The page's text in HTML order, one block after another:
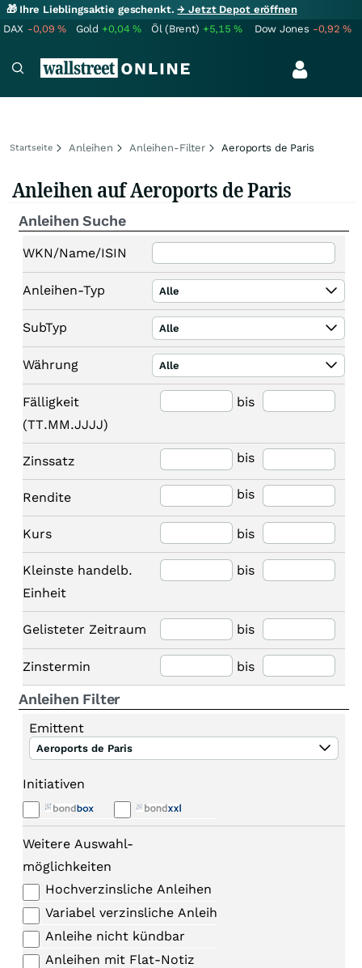
🎁 Ihre Lieblingsaktie geschenkt.→ Jetzt Depot eröffnen
DAX -0,09% Gold +0,04% Öl (Brent) +5,15% Dow Jones -0,92%
Startseite Anleihen Anleihen-Filter Aeroports de Paris
Anleihen auf Aeroports de Paris
Anleihen Suche
WKN/Name/ISIN
Anleihen-Typ Alle
SubTyp Alle
Währung Alle
Fälligkeit
(TT.MM.JJJJ)
bis
Zinssatz bis
Rendite bis
Kurs bis
Kleinste handelb.
Einheit
bis
Gelisteter Zeitraum bis
Zinstermin bis
Anleihen Filter
Emittent
Aeroports de Paris
Initiativen
Weitere Auswahl-
möglichkeiten
Hochverzinsliche Anleihen
Variabel verzinsliche Anleihen
Anleihe nicht kündbar
Anleihen mit Flat-Notiz